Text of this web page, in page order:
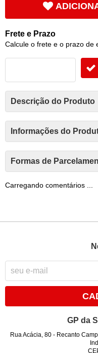
Frete e Prazo
Calcule o frete e o prazo de
Descrição do Produto
Informações do
Formas de
Carregando comentários ...
GP da
Rua Acácia, 80 - Recanto